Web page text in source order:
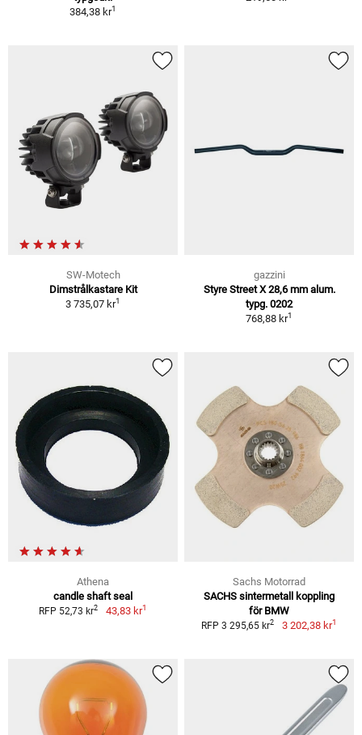
384,38 kr1
SW-Motech
Dimstrålkastare Kit
3 735,07 kr1
gazzini
Styre Street X 28,6 mm alum.
typg. 0202
768,88 kr1
Athena
candle shaft seal
RFP 52,73 kr2 43,83 kr1
Sachs Motorrad
SACHS sintermetall koppling
för BMW
RFP 3 295,65 kr2 3 202,38 kr1